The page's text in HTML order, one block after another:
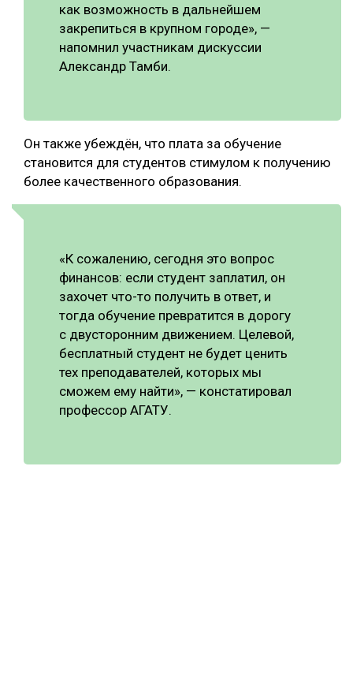
как возможность в дальнейшем
закрепиться в крупном городе», —
напомнил участникам дискуссии
Александр Тамби.
Он также убеждён, что плата за обучение
становится для студентов стимулом к получению
более качественного образования.
«К сожалению, сегодня это вопрос
финансов: если студент заплатил, он
захочет что-то получить в ответ, и
тогда обучение превратится в дорогу
с двусторонним движением. Целевой,
бесплатный студент не будет ценить
тех преподавателей, которых мы
сможем ему найти», — констатировал
профессор АГАТУ.